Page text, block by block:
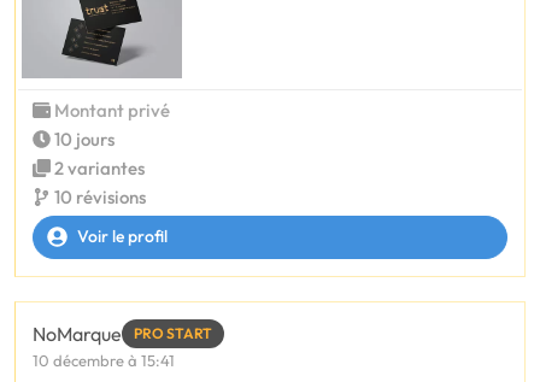
Montant privé
10 jours
2 variantes
10 révisions
Voir le profil
NoMarque PRO START
10 décembre à 15:41